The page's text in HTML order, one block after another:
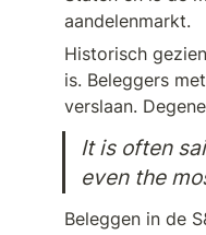
aandelenmarkt.
Historisch
is. Beleggers
verslaan.
It is often
even the
Beleggen in de